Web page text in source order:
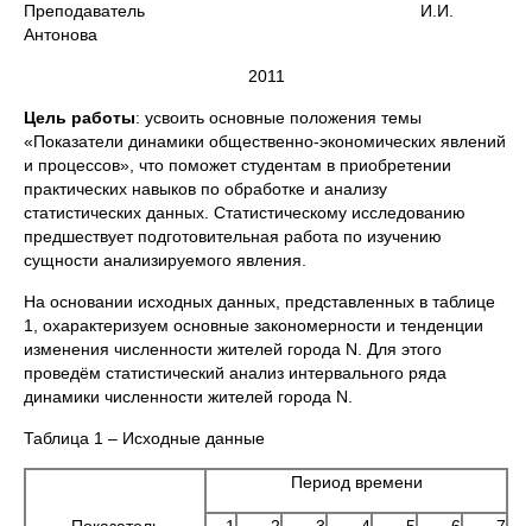
Преподаватель И.И.
Антонова
2011
Цель работы: усвоить основные положения темы
«Показатели динамики общественно-экономических явлений
и процессов», что поможет студентам в приобретении
практических навыков по обработке и анализу
статистических данных. Статистическому исследованию
предшествует подготовительная работа по изучению
сущности анализируемого явления.
На основании исходных данных, представленных в таблице
1, охарактеризуем основные закономерности и тенденции
изменения численности жителей города N. Для этого
проведём статистический анализ интервального ряда
динамики численности жителей города N.
Таблица 1 – Исходные данные
Период времени